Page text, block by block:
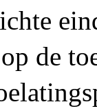
de